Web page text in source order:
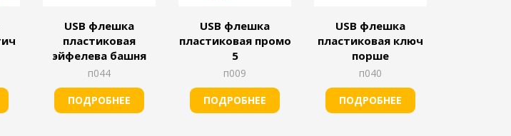
USB флешка
пластиковая
эйфелева башня
п044
ПОДРОБНЕЕ
USB флешка
пластиковая промо
5
п009
ПОДРОБНЕЕ
USB флешка
пластиковая ключ
порше
п040
ПОДРОБНЕЕ